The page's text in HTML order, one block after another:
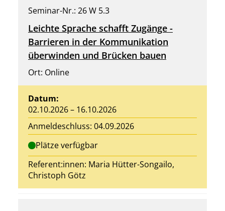
Seminar-Nr.: 26 W 5.3
Leichte Sprache schafft Zugänge -
Barrieren in der Kommunikation
überwinden und Brücken bauen
Ort: Online
Datum:
02.10.2026 – 16.10.2026
Anmeldeschluss: 04.09.2026
Plätze verfügbar
Referent:innen: Maria Hütter-Songailo,
Christoph Götz